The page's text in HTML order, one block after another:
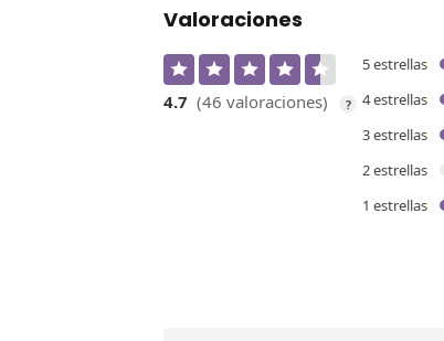
Valoraciones
4.7 (46 valoraciones) ?
5 estrellas
4 estrellas
3 estrellas
2 estrellas
1 estrellas